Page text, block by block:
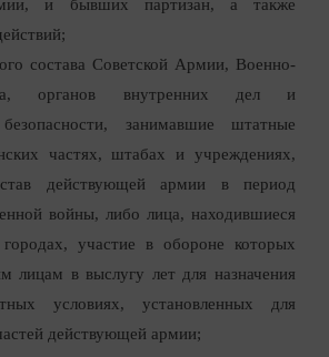
и бывших партизан, а также
состава Советской Армии, Военно-
органов внутренних дел и
безопасности, занимавшие штатные
частях, штабах и учреждениях,
действующей армии в период
войны, либо лица, находившиеся
участие в обороне которых
лицам в выслугу лет для назначения
условиях, установленных для
действующей армии;